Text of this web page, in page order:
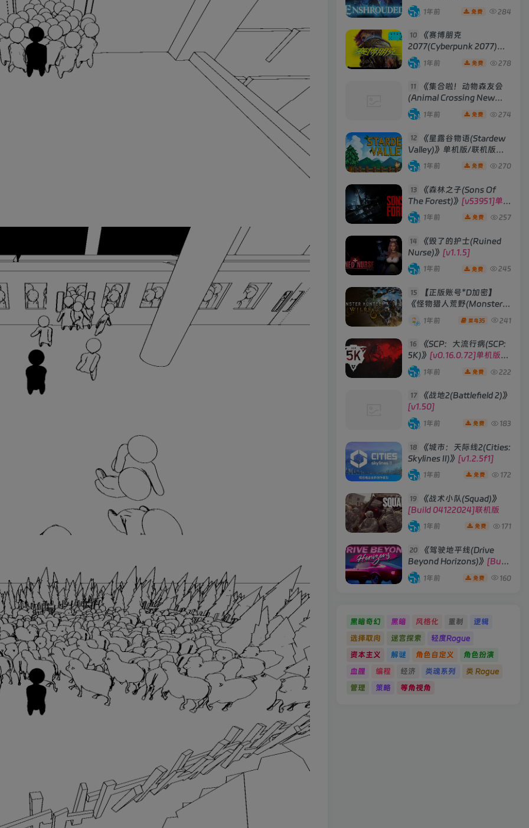
[Build 29012025 联机版]
1年前 免费 284
10
《赛博朋克
2077(Cyberpunk 2077)》
[v2.3往日之影DLC 赠送4K
材质包]
1年前 免费 278
11
《集合啦！动物森友会
(Animal Crossing New
Horizons)》
版 整合全部DLC
1年前 免费 274
12
《星露谷物语(Stardew
Valley)》单机版/联机版
[v1.6.15]
1年前 免费 270
13
《森林之子(Sons Of
The Forest)》 [v53951]单机
版|联机版
1年前 免费 257
14
《毁了的护士(Ruined
Nurse)》 [v1.1.5]
1年前 免费 245
15
【正版账号*D加密】
《怪物猎人荒野(Monster
1年前 菜鸟35 241
16
《SCP：大流行病(SCP:
5K)》 [v0.16.0.72]单机版/
联机版
1年前 免费 222
17
《战地2(Battlefield 2)》
[v1.50]
1年前 免费 183
18
《城市：天际线2(Cities:
Skylines II)》 [v1.2.5f1]
1年前 免费 172
19
《战术小队(Squad)》
[Build 04122024]联机版
1年前 免费 171
20
《驾驶地平线(Drive
Beyond Horizons)》 [Build
19066396 单机版/联机版]
1年前 免费 160
黑暗奇幻 黑暗 风格化 重制
逻辑
选择取向
迷宫探索
轻度Rogue
资本主义
解谜 角色自定义
角色扮演
血腥
编程 经济 类魂系列
类 Rogue
管理
策略 等角视角